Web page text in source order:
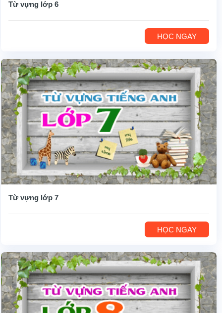
Từ vựng lớp 6
HỌC NGAY
Từ vựng lớp 7
HỌC NGAY